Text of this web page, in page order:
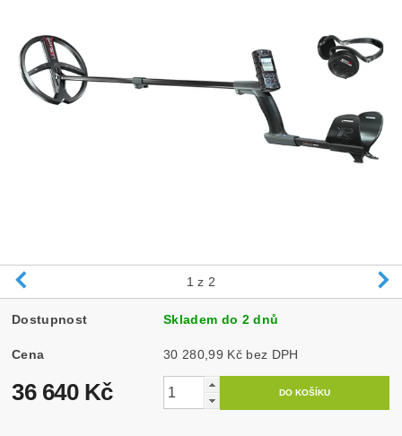
1 z 2
Dostupnost Skladem do 2 dnů
Cena 30 280,99 Kč bez DPH
36 640 Kč